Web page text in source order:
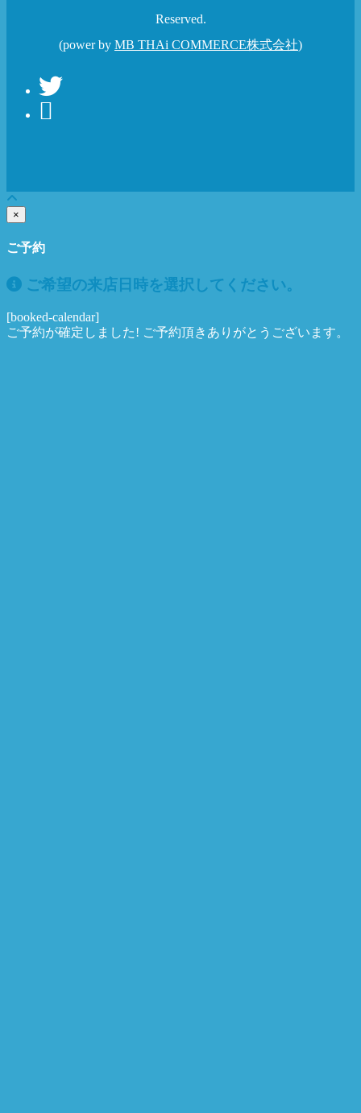
Reserved.
(power by MB THAi COMMERCE株式会社)
×
ご予約
ご希望の来店日時を選択してください。
[booked-calendar]
ご予約が確定しました! ご予約頂きありがとうございます。